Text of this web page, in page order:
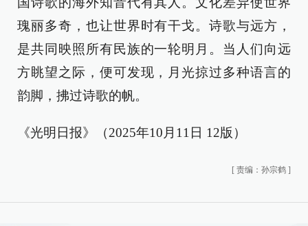
瑰丽多奇，也让世界时有干戈。诗歌与远方，
是共同映照所有民族的一轮明月。当人们向远
方眺望之际，便可发现，月光掠过多种语言的
韵脚，拂过诗歌的帆。
《光明日报》（2025年10月11日 12版）
[ 责编：孙宗鹤 ]